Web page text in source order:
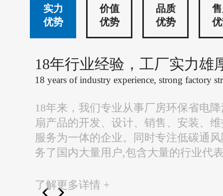
实力
优势
价值
优势
品质
优势
18年行业经验，工厂实力雄
18 years of industry experience, strong factory
18年来，我们专业从事厂房环保省电
扇产品的开发、设计、销售、安装、
服务为一体的企业。同时专注低碳通
务了国内大量用户,包含大量的行业代
了解更多详情 +